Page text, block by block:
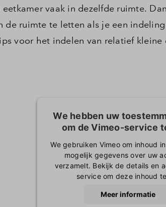
vaak in dezelfde ruimte.
ruimte te letten als je een
voor het indelen van relatief kleine
We hebben uw
om de Vimeo-service
We gebruiken Vimeo om inhoud
mogelijk gegevens over uw
verzamelt. Bekijk de details en
service om deze inhoud te
Meer informatie